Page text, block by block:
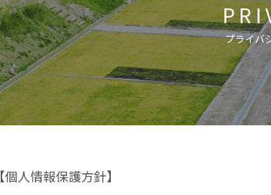
プライバ
【個人情報保護方針】